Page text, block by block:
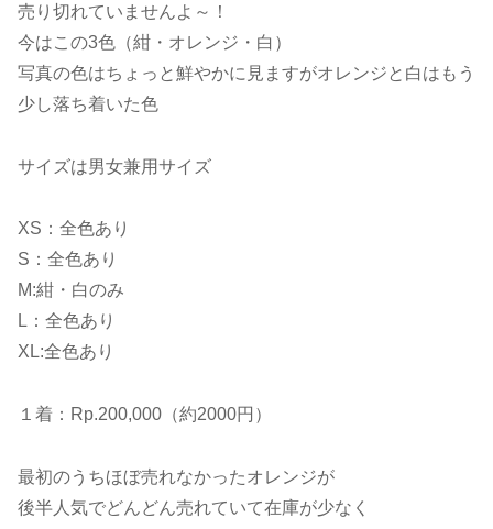
売り切れていませんよ～！
今はこの3色（紺・オレンジ・白）
写真の色はちょっと鮮やかに見ますがオレンジと白はもう
少し落ち着いた色
サイズは男女兼用サイズ
XS：全色あり
S：全色あり
M:紺・白のみ
L：全色あり
XL:全色あり
１着：Rp.200,000（約2000円）
最初のうちほぼ売れなかったオレンジが
後半人気でどんどん売れていて在庫が少なく